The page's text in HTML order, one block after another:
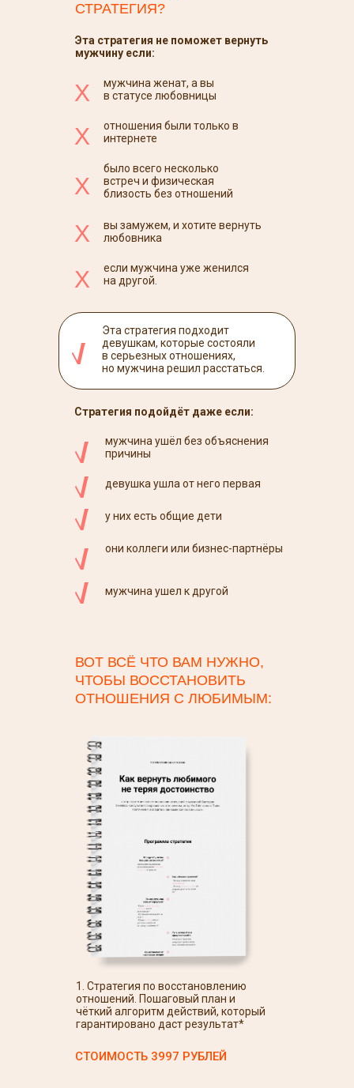
мужчина ушел к другой
они коллеги или бизнес-партнёры
у них есть общие дети
девушка ушла от него первая
мужчина ушёл без объяснения
причины
Эта стратегия подходит
девушкам, которые состояли
в серьезных отношениях,
но мужчина решил расстаться.
Х
Х
если мужчина уже женился
на другой.
вы замужем, и хотите вернуть
любовника
Х
Х
Х
было всего несколько
встреч и физическая
близость без отношений
отношения были только в
интернете
мужчина женат, а вы
в статусе любовницы
СТРАТЕГИЯ?
Стратегия подойдёт даже если:
Эта стратегия не поможет вернуть
мужчину если:
СТОИМОСТЬ 3997 РУБЛЕЙ
1. Стратегия по восстановлению
отношений. Пошаговый план и
чёткий алгоритм действий, который
гарантировано даст результат*
ВОТ ВСЁ ЧТО ВАМ НУЖНО,
ЧТОБЫ ВОССТАНОВИТЬ
ОТНОШЕНИЯ С ЛЮБИМЫМ: